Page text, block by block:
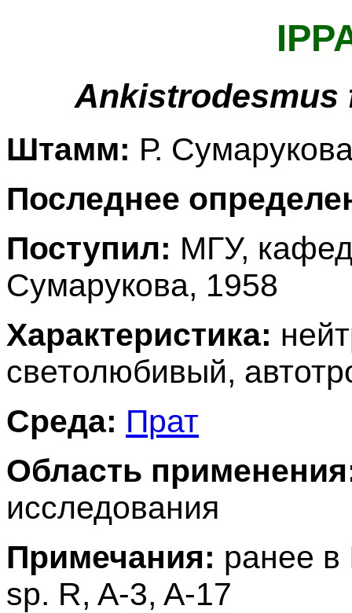
Штамм: Р.
Последнее
Поступил: МГУ,
Сумарукова, 1958
Характеристика:
светолюбивый,
Среда: Прат
Область
исследования
Примечания: ранее в
sp. R, A-3, A-17